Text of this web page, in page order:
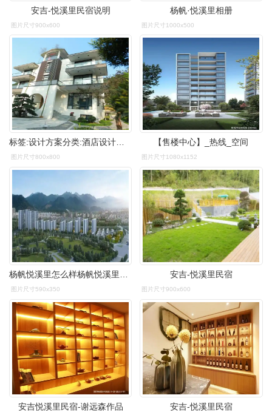
安吉-悦溪里民宿说明
图片尺寸900x600
杨帆·悦溪里相册
图片尺寸1000x500
标签:设计方案分类:酒店设计安吉-悦溪里民宿[查看全
图片尺寸800x800
【售楼中心】_热线_空间
图片尺寸1080x1152
图片尺寸590x350
安吉-悦溪里民宿
图片尺寸900x600
安吉悦溪里民宿-谢远森作品 安吉-悦溪里民宿